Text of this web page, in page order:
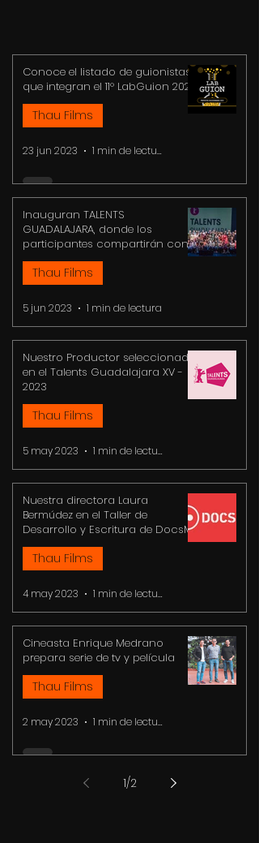
Conoce el listado de guionistas
que integran el 11° LabGuion 2023
Thau Films
23 jun 2023 1 min de lectura
Inauguran TALENTS
GUADALAJARA, donde los
participantes compartirán con
expertos ideas y experiencias
Thau Films
5 jun 2023 1 min de lectura
Nuestro Productor seleccionado
en el Talents Guadalajara XV -
2023
Thau Films
5 may 2023 1 min de lectura
Nuestra directora Laura
Bermúdez en el Taller de
Desarrollo y Escritura de DocsMx
Thau Films
4 may 2023 1 min de lectura
Cineasta Enrique Medrano
prepara serie de tv y película
Thau Films
2 may 2023 1 min de lectura
1/2